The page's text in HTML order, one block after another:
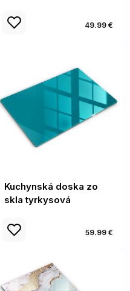
49.99 €
Kuchynská doska zo
skla tyrkysová
59.99 €